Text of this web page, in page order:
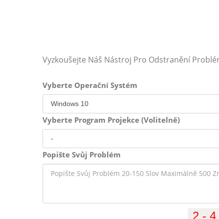
Vyzkoušejte Náš Nástroj Pro Odstranění
Vyberte Operační Systém
Vyberte Program Projekce (Volitelně)
Popište Svůj Problém